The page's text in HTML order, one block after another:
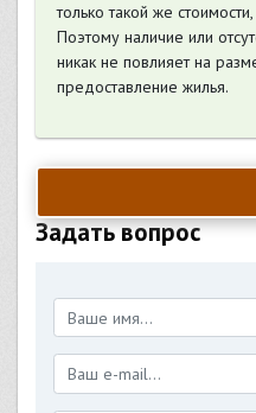
только такой же
Поэтому наличие или
никак не повлияет на
предоставление жилья.
Задать вопрос